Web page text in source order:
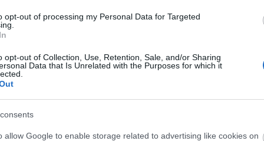
opt-out of processing my Personal Data for Targeted
opt-out of Collection, Use, Retention, Sale, and/or Sharing
Data that Is Unrelated with the Purposes for which it
allow Google to enable storage related to advertising like cookies on